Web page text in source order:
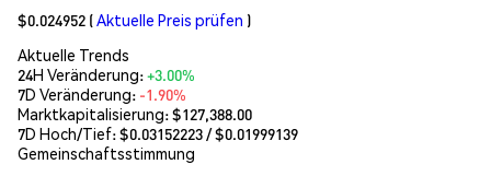
$0.024952 (Aktuelle Preis prüfen )
Aktuelle Trends
24H Veränderung:+3.00%
7D Veränderung: -1.90%
Marktkapitalisierung:$127,388.00
7D Hoch/Tief: $0.03152223/ $0.01999139
Gemeinschaftsstimmung